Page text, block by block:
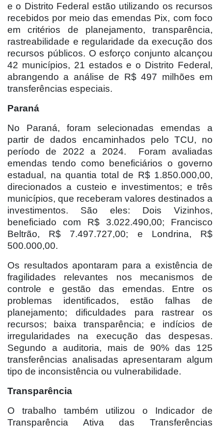
e o Distrito Federal estão utilizando os recursos
recebidos por meio das emendas Pix, com foco
em critérios de planejamento, transparência,
rastreabilidade e regularidade da execução dos
recursos públicos. O esforço conjunto alcançou
42 municípios, 21 estados e o Distrito Federal,
abrangendo a análise de R$ 497 milhões em
transferências especiais.
Paraná
No Paraná, foram selecionadas emendas a
partir de dados encaminhados pelo TCU, no
período de 2022 a 2024. Foram avaliadas
emendas tendo como beneficiários o governo
estadual, na quantia total de R$ 1.850.000,00,
direcionados a custeio e investimentos; e três
municípios, que receberam valores destinados a
investimentos. São eles: Dois Vizinhos,
beneficiado com R$ 3.022.490,00; Francisco
Beltrão, R$ 7.497.727,00; e Londrina, R$
500.000,00.
Os resultados apontaram para a existência de
fragilidades relevantes nos mecanismos de
controle e gestão das emendas. Entre os
problemas identificados, estão falhas de
planejamento; dificuldades para rastrear os
recursos; baixa transparência; e indícios de
irregularidades na execução das despesas.
Segundo a auditoria, mais de 90% das 125
transferências analisadas apresentaram algum
tipo de inconsistência ou vulnerabilidade.
Transparência
O trabalho também utilizou o Indicador de
Transparência Ativa das Transferências